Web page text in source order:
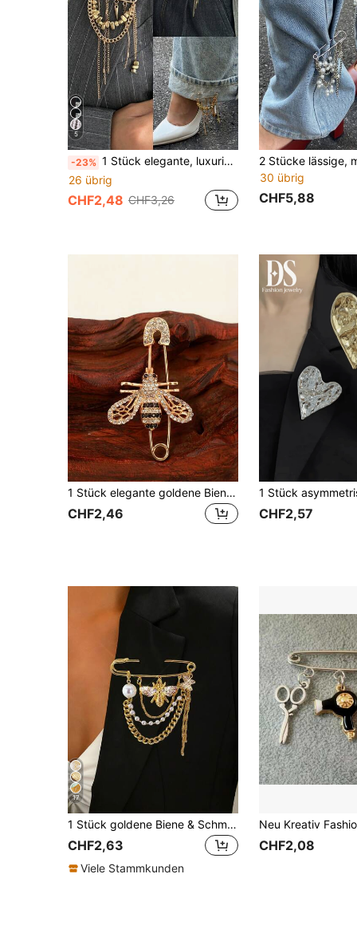
5
-23% 1 Stück elegante, luxuriöse, einzigartige vintage münzinspirierte geometrische Quasten-Brosche, raffinierter Schmuck für Business- und Abendgarderobe für Frauen
26 übrig
CHF2,48 CHF3,26
30 übrig
CHF5,88
1 Stück elegante goldene Biene Brosche, glänzende Cut Out Bienen Brosche für Damen, geeignet für Jacke, Schal und anderen Schmuck
CHF2,46 CHF2,57
17
1 Stück goldene Biene & Schmetterling Strass Brosche mit mehrlagiger Kette und Quaste, Vintage Stil Sicherheitsnadel, geeignet zum Tragen an Anzügen, Kleidern, Schals, Pullovern, Abendkleidern, Hosenketten, Mode Party Schmuckzubehör, Geschenk für Frauen (Perlenkette und Perlenanzahl zufällig)
CHF2,63
Viele Stammkunden
CHF2,08